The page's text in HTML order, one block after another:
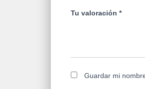
Tu valoración *
Guardar mi